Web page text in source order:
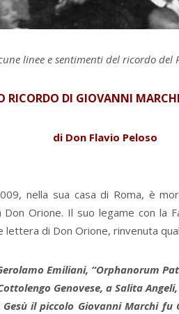
linee e sentimenti del ricordo del
RICORDO DI GIOVANNI
di Don Flavio Peloso
nella sua casa di Roma, è
Don Orione. Il suo legame con la
di Don Orione, rinvenuta
Emiliani, “Orphanorum
Genovese, a Salita
il piccolo Giovanni Marchi